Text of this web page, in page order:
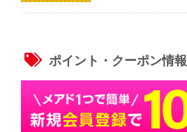
ポイント・クーポン情報